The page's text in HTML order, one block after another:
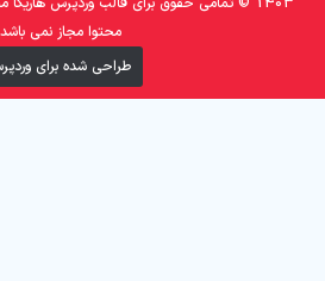
محتوا مجاز نمی
طراحی شده برای